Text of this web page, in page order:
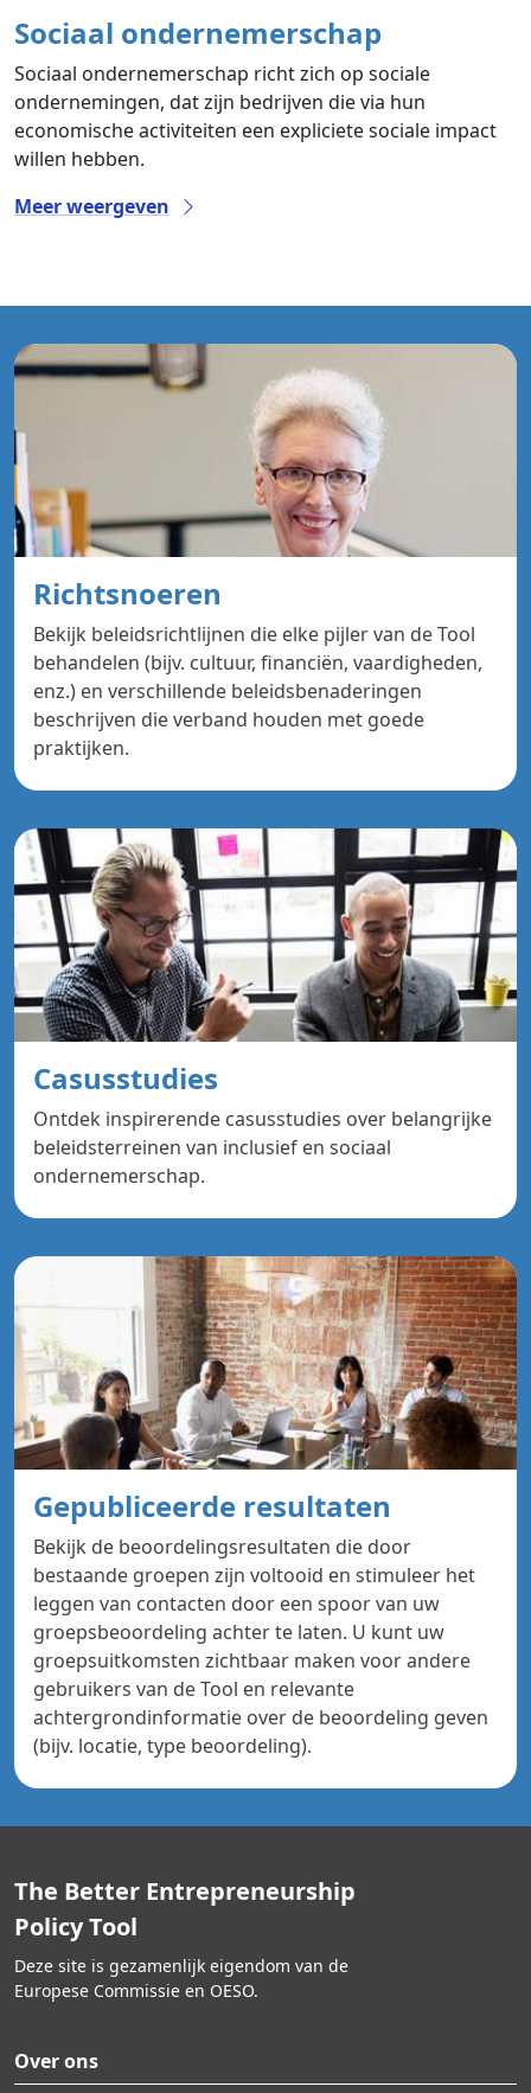
Sociaal ondernemerschap
Sociaal ondernemerschap richt zich op sociale
ondernemingen, dat zijn bedrijven die via hun
economische activiteiten een expliciete sociale impact
willen hebben.
Meer weergeven
Richtsnoeren
Bekijk beleidsrichtlijnen die elke pijler van de Tool
behandelen (bijv. cultuur, financiën, vaardigheden,
enz.) en verschillende beleidsbenaderingen
beschrijven die verband houden met goede
praktijken.
Casusstudies
Ontdek inspirerende casusstudies over belangrijke
beleidsterreinen van inclusief en sociaal
ondernemerschap.
Gepubliceerde resultaten
Bekijk de beoordelingsresultaten die door
bestaande groepen zijn voltooid en stimuleer het
leggen van contacten door een spoor van uw
groepsbeoordeling achter te laten. U kunt uw
groepsuitkomsten zichtbaar maken voor andere
gebruikers van de Tool en relevante
achtergrondinformatie over de beoordeling geven
(bijv. locatie, type beoordeling).
The Better Entrepreneurship
Policy Tool
Deze site is gezamenlijk eigendom van de
Europese Commissie en OESO.
Over ons